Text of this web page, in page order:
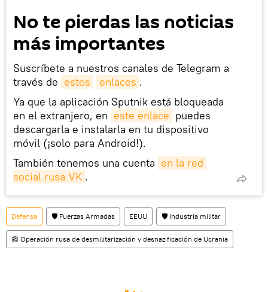
No te pierdas las noticias
más importantes
Suscríbete a nuestros canales de Telegram a
través de estos enlaces .
Ya que la aplicación Sputnik está bloqueada
en el extranjero, en este enlace puedes
descargarla e instalarla en tu dispositivo
móvil (¡solo para Android!).
También tenemos una cuenta en la red
social rusa VK .
Defensa 🛡️ Fuerzas Armadas EEUU 🛡️ Industria militar
📰 Operación rusa de desmilitarización y desnazificación de Ucrania